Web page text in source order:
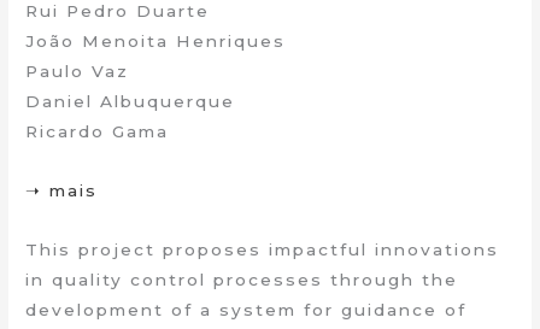
Rui Pedro Duarte
João Menoita Henriques
Paulo Vaz
Daniel Albuquerque
Ricardo Gama
➝ mais
This project proposes impactful innovations
in quality control processes through the
development of a system for guidance of